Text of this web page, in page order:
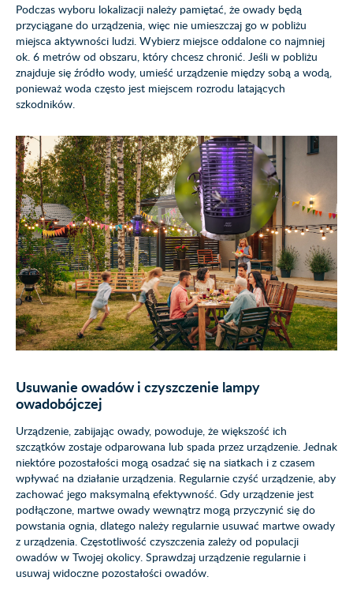
Podczas wyboru lokalizacji należy pamiętać, że owady będą
przyciągane do urządzenia, więc nie umieszczaj go w pobliżu
miejsca aktywności ludzi. Wybierz miejsce oddalone co najmniej
ok. 6 metrów od obszaru, który chcesz chronić. Jeśli w pobliżu
znajduje się źródło wody, umieść urządzenie między sobą a wodą,
ponieważ woda często jest miejscem rozrodu latających
szkodników.
Usuwanie owadów i czyszczenie lampy
owadobójczej
Urządzenie, zabijając owady, powoduje, że większość ich
szczątków zostaje odparowana lub spada przez urządzenie. Jednak
niektóre pozostałości mogą osadzać się na siatkach i z czasem
wpływać na działanie urządzenia. Regularnie czyść urządzenie, aby
zachować jego maksymalną efektywność. Gdy urządzenie jest
podłączone, martwe owady wewnątrz mogą przyczynić się do
powstania ognia, dlatego należy regularnie usuwać martwe owady
z urządzenia. Częstotliwość czyszczenia zależy od populacji
owadów w Twojej okolicy. Sprawdzaj urządzenie regularnie i
usuwaj widoczne pozostałości owadów.